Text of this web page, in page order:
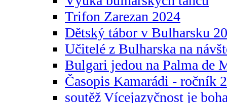
Trifon Zarezan 2024
Dětský tábor v Bulharsku
Učitelé z Bulharska na
Bulgari jedou na Palma de
Časopis Kamarádi - ročník
soutěž Vícejazyčnost je